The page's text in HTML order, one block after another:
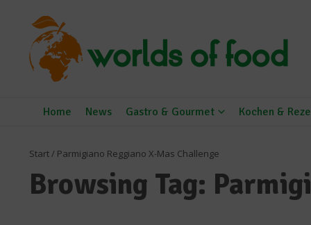
Home News Gastro & Gourmet Kochen &
Start/ Parmigiano Reggiano X-Mas Challenge
Browsing Tag: